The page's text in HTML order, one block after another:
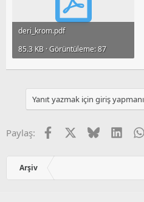
deri_krom.pdf
85.3 KB · Görüntüleme: 87
Yanıt yazmak için giriş
Paylaş: Facebook Bluesky
Arşiv